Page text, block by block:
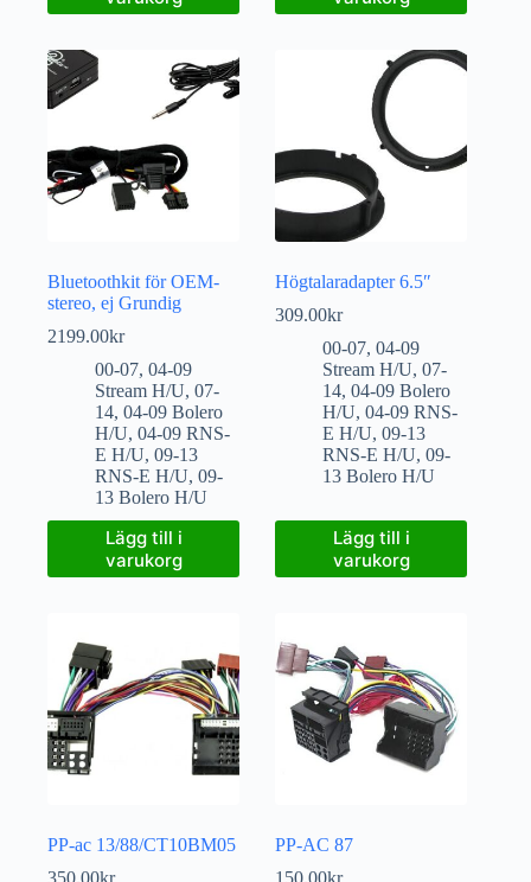
Bluetoothkit för OEM-
stereo, ej Grundig
2199.00kr
00-07, 04-09
Stream H/U, 07-
14, 04-09 Bolero
H/U, 04-09 RNS-
E H/U, 09-13
RNS-E H/U, 09-
13 Bolero H/U
Lägg till i
varukorg
Högtalaradapter 6.5″
309.00kr
00-07,04-09
Stream H/U,07-
14,04-09 Bolero
H/U,04-09 RNS-
E H/U,09-13
RNS-E H/U,09-
13 Bolero H/U
Lägg till i
varukorg
PP-ac 13/88/CT10BM05
PP-AC 87